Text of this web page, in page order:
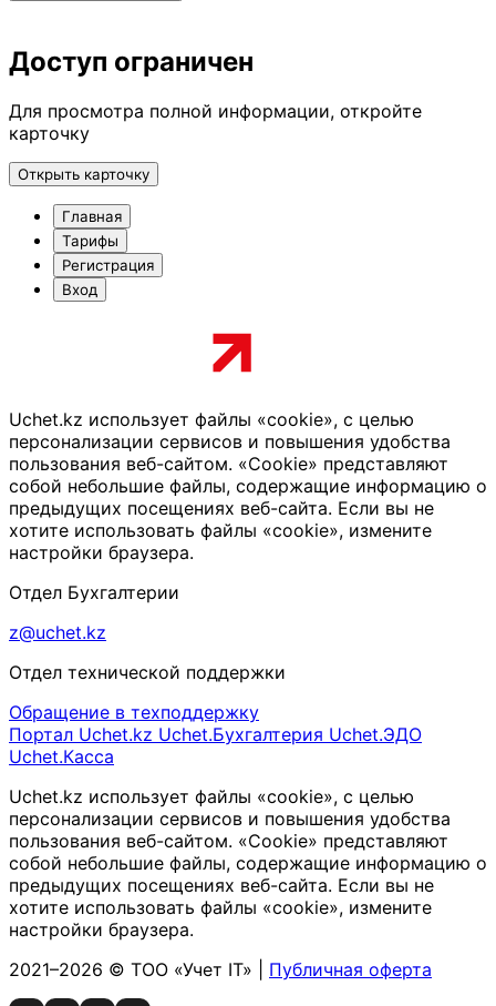
Доступ ограничен
Для просмотра полной информации, откройте
карточку
Открыть карточку
Главная
Тарифы
Регистрация
Вход
Uchet.kz использует файлы «cookie», с целью
персонализации сервисов и повышения удобства
пользования веб-сайтом. «Cookie» представляют
собой небольшие файлы, содержащие информацию о
предыдущих посещениях веб-сайта. Если вы не
хотите использовать файлы «cookie», измените
настройки браузера.
Отдел Бухгалтерии
z@uchet.kz
Отдел технической поддержки
Обращение в техподдержку
Портал Uchet.kz Uchet.Бухгалтерия Uchet.ЭДО
Uchet.Касса
Uchet.kz использует файлы «cookie», с целью
персонализации сервисов и повышения удобства
пользования веб-сайтом. «Cookie» представляют
собой небольшие файлы, содержащие информацию о
предыдущих посещениях веб-сайта. Если вы не
хотите использовать файлы «cookie», измените
настройки браузера.
2021–2026 © ТОО «Учет IT» | Публичная оферта